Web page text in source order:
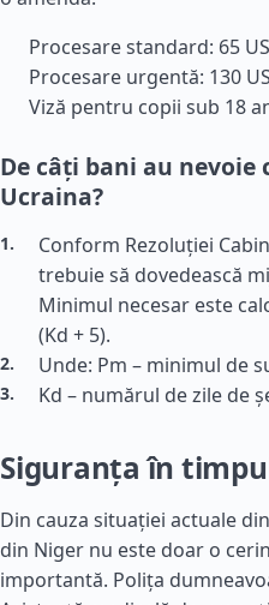
Procesare standard: 65
Procesare urgentă: 130
Viză pentru copii sub 18
De câți bani au
Ucraina?
Conform Rezoluției
trebuie să dovedească
Minimul necesar este
(Kd + 5).
Unde: Pm – minimul de
Kd – numărul de zile de
Siguranța în
Din cauza situației actuale
din Niger nu este doar o
importantă. Polița